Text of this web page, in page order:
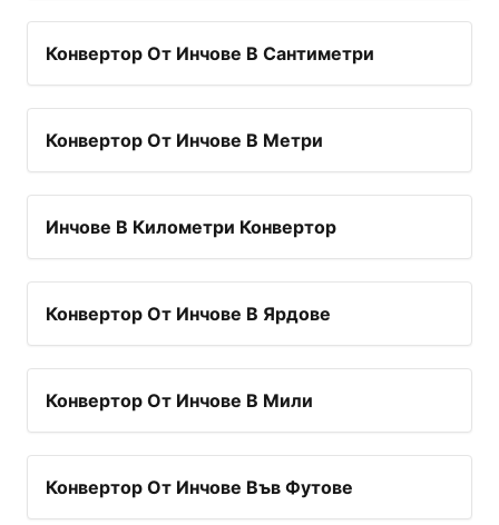
Конвертор От Инчове В Сантиметри
Конвертор От Инчове В Метри
Инчове В Километри Конвертор
Конвертор От Инчове В Ярдове
Конвертор От Инчове В Мили
Конвертор От Инчове Във Футове